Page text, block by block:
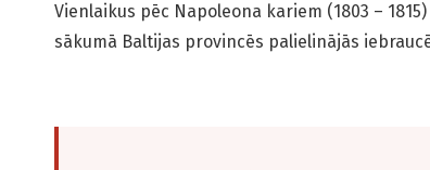
Vienlaikus pēc Napoleona kariem (1803 –
sākumā Baltijas provincēs palielinājās